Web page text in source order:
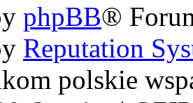
phpBB®
Reputation
polskie